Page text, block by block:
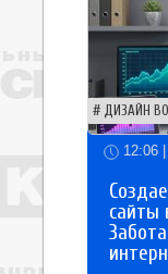
ДИЗАЙН
12:06
сайты